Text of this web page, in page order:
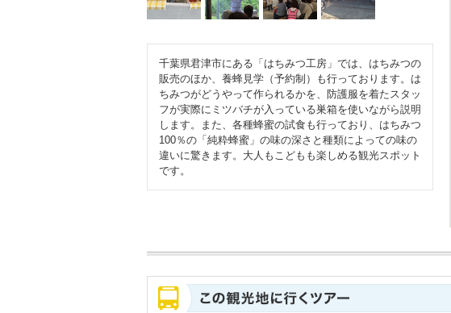
千葉県君津市にある「はちみつ工房」では、はちみつの
販売のほか、養蜂見学（予約制）も行っております。は
ちみつがどうやって作られるかを、防護服を着たスタッ
フが実際にミツバチが入っている巣箱を使いながら説明
します。また、各種蜂蜜の試食も行っており、はちみつ
100％の「純粋蜂蜜」の味の深さと種類によっての味の
違いに驚きます。大人もこどもも楽しめる観光スポット
です。